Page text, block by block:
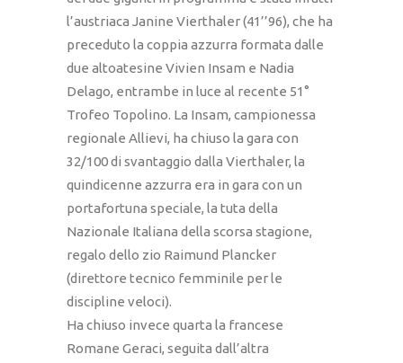
l’austriaca Janine Vierthaler (41’’96), che ha
preceduto la coppia azzurra formata dalle
due altoatesine Vivien Insam e Nadia
Delago, entrambe in luce al recente 51°
Trofeo Topolino. La Insam, campionessa
regionale Allievi, ha chiuso la gara con
32/100 di svantaggio dalla Vierthaler, la
quindicenne azzurra era in gara con un
portafortuna speciale, la tuta della
Nazionale Italiana della scorsa stagione,
regalo dello zio Raimund Plancker
(direttore tecnico femminile per le
discipline veloci).
Ha chiuso invece quarta la francese
Romane Geraci, seguita dall’altra